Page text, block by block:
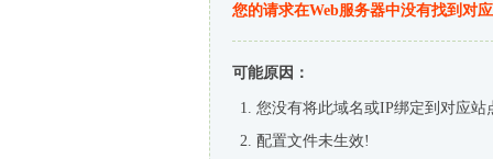
您的请求在Web服务器中没有找到对
可能原因：
您没有将此域名或IP绑定到对应站
配置文件未生效!